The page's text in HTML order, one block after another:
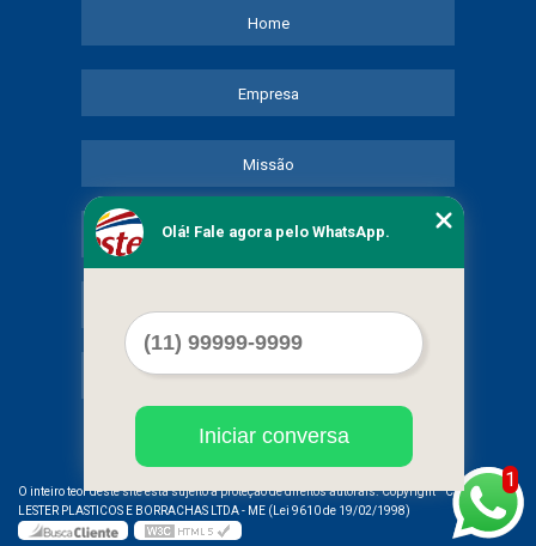
Home
Empresa
Missão
Serviços
Mapa do site
O inteiro teor deste site está sujeito à proteção de direitos autorais. Copyright COMERCIAL
LESTER PLASTICOS E BORRACHAS LTDA - ME (Lei 9610 de 19/02/1998)
1
Olá! Fale agora pelo WhatsApp.
Iniciar conversa